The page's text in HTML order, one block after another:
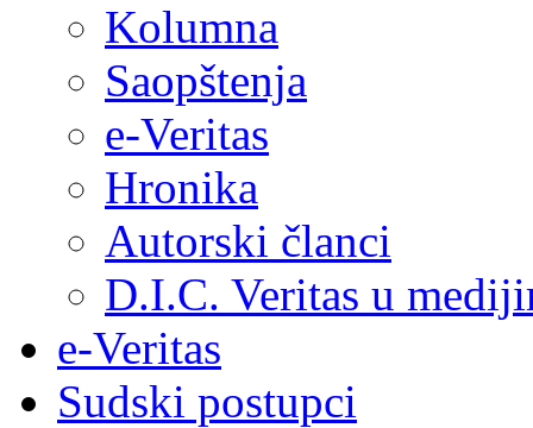
Kolumna
Saopštenja
e-Veritas
Hronika
Autorski članci
D.I.C. Veritas u
e-Veritas
Sudski postupci